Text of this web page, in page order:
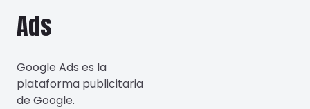
Ads
Google Ads es la
plataforma publicitaria
de Google.